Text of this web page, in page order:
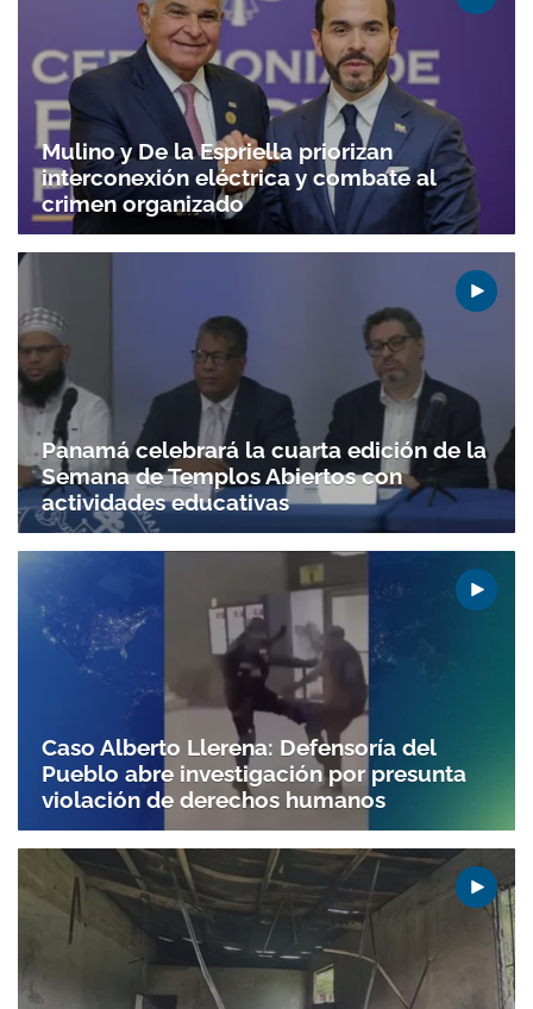
Gracias por suscribirte a nuestro boletín.
ACEPTAR
Mulino y De la Espriella priorizan
interconexión eléctrica y combate al
crimen organizado
Panamá celebrará la cuarta edición de la
Semana de Templos Abiertos con
actividades educativas
Caso Alberto Llerena: Defensoría del
Pueblo abre investigación por presunta
violación de derechos humanos